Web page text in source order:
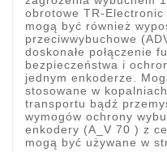
obrotowe TR-
mogą być również
przeciwwybuchowe
doskonałe połączenie
bezpieczeństwa i
jednym enkoderze.
stosowane w
transportu bądź
wymogów ochrony
enkodery (A_V 70 ) z
mogą być używane w